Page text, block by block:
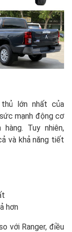
lớn nhất của
mạnh động cơ
Tuy nhiên,
và khả năng tiết
hơn
với Ranger, điều